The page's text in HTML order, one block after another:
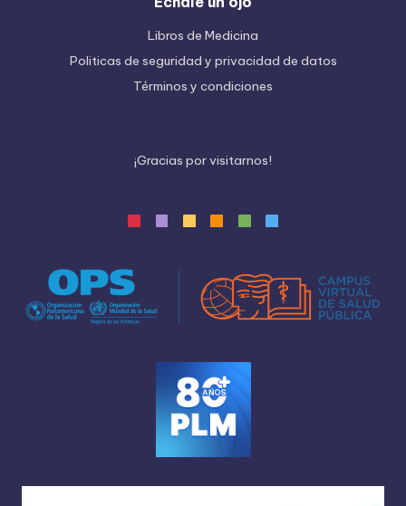
Libros de Medicina
Politicas de seguridad y privacidad de datos
Términos y condiciones
¡Gracias porvisitarnos!